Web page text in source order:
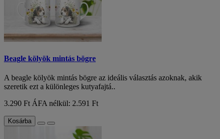
Beagle kölyök mintás bögre
A beagle kölyök mintás bögre az ideális választás azoknak, akik
szeretik ezt a különleges kutyafajtá..
3.290 Ft ÁFA nélkül: 2.591 Ft
Kosárba